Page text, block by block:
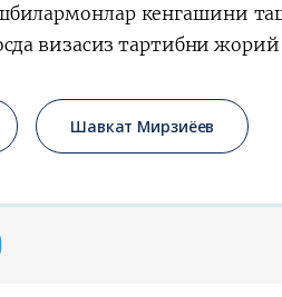
кенгашини
визасиз тартибни
Шавкат Мирзиёев